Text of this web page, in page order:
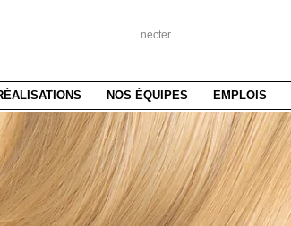
NOS ÉQUIPES EMPLOIS
Se connecter